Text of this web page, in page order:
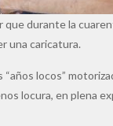
que durante la
una caricatura.
“años locos”
locura, en plena